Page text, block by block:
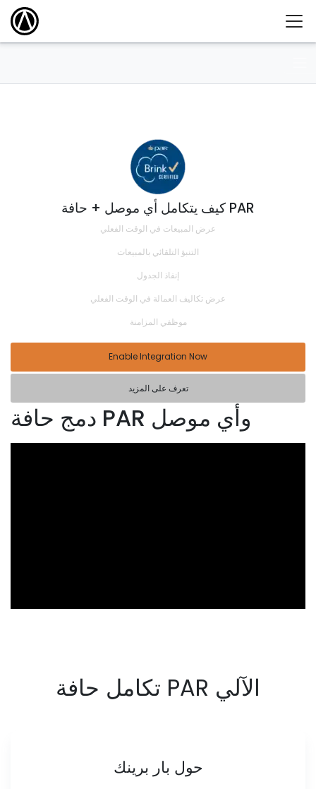
كيف يتكامل أي موصل + حافة PAR
عرض المبيعات في الوقت الفعلي
التنبؤ التلقائي بالمبيعات
إنفاذ الجدول
عرض تكاليف العمالة في الوقت الفعلي
موظفي المزامنة
Enable Integration Now
تعرف على المزيد
دمج حافة PAR وأي موصل
تكامل حافة PAR الآلي
حول بار برينك